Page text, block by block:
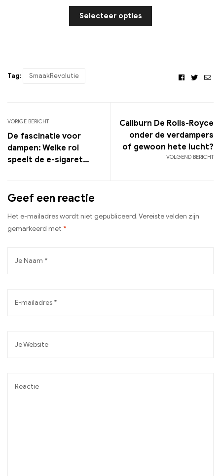
Selecteer opties
Tag: SmaakRevolutie FacebookTwitter
E-
VORIGE BERICHT
De fascinatie voor
dampen: Welke rol
speelt de e-sigaret
VOLGEND BERICHT
Caliburn De Rolls-Royce
onder de verdampers
of gewoon hete lucht?
Geef een reactie
Het e-mailadres wordt niet gepubliceerd.Vereiste velden zijn
gemarkeerd met *